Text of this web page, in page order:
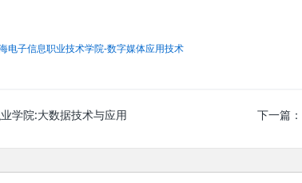
电子信息职业技术学院-数字媒体应用技术
学院:大数据技术与应用 下一篇：